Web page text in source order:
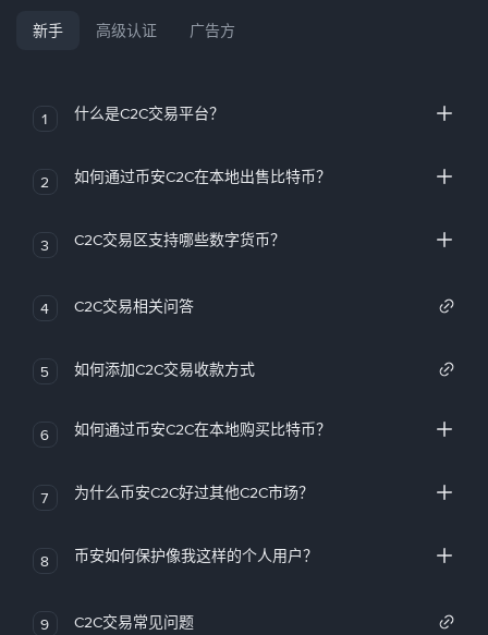
新手 高级认证 广告方
1 什么是C2C交易平台？
2 如何通过币安C2C在本地出售比特币？
3 C2C交易区支持哪些数字货币？
4 C2C交易相关问答
5 如何添加C2C交易收款方式
6 如何通过币安C2C在本地购买比特币？
7 为什么币安C2C好过其他C2C市场？
8 币安如何保护像我这样的个人用户？
9 C2C交易常见问题